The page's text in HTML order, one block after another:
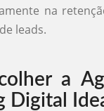
na
leads.
a
Digital